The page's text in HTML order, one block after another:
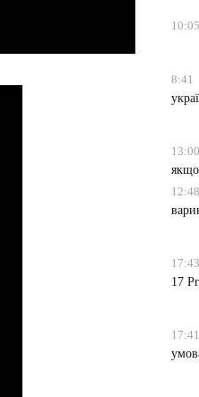
10:05
8:41
13:00
якщо
12:48
17:43
17
17:41